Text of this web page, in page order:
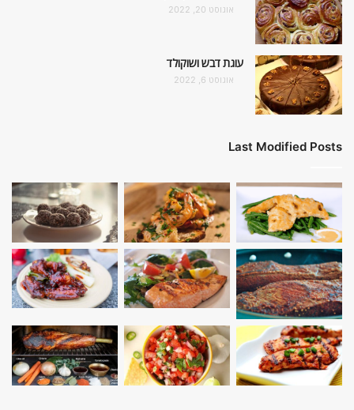
אוגוסט 20, 2022
עוגת דבש ושוקולד
אוגוסט 6, 2022
Last Modified Posts